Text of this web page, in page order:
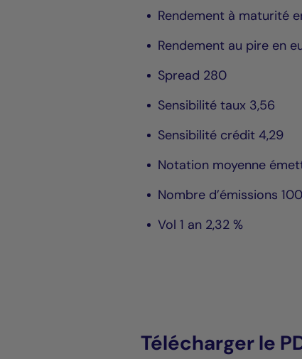
Rendement à maturité
Rendement au pire en
Spread 280
Sensibilité taux 3,56
Sensibilité crédit 4,29
Notation moyenne
Nombre d’émissions 100
Vol 1 an 2,32 %
Télécharger le